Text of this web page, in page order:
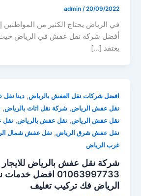
admin /20/09/2022
في الرياض يحتاج الكثير من
أفضل شركة نقل عفش في الرياض حيث
يعتقد […]
افضل شركات نقل العفش بالرياض,دينا
نقل عفش الرياض,شركة نقل اثاث بالرياض,
نقل عفش الرياض, نقل عفش بالرياض, نقل
نقل عفش شرق الرياض, نقل عفش شمال
غرب الرياض
شركة نقل عفش بالرياض للايجار
01063997733 افضل
الرياض فك تركيب تغليف